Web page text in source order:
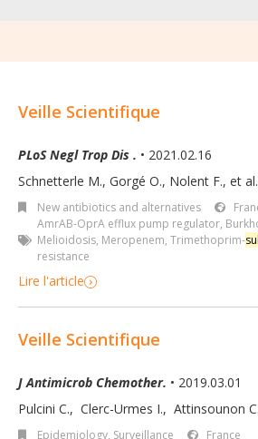
Veille Scientifique
PLoS Negl Trop Dis . • 2021.02.16
Schnetterle M., Gorgé O., Nolent F., et al.
New antibiotics and alternatives
AmrAB-OprA efflux pump regulator,
Melioidosis, Meropenem, Trimethoprim-
resistance
Lire l'article
Veille Scientifique
J Antimicrob Chemother. • 2019.03.01
Pulcini C., Clerc-Urmes I., Attinsounon
Epidemiology, Surveillance France